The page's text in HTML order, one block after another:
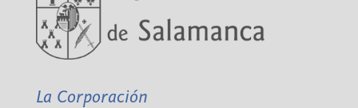
La Corporación